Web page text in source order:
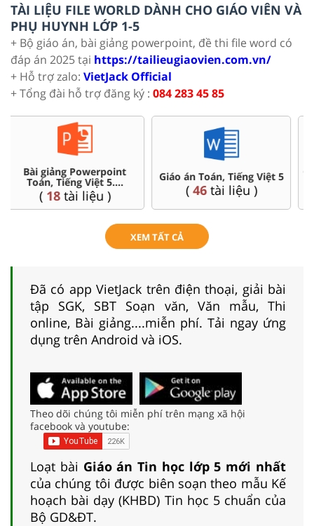
TÀI LIỆU FILE WORLD DÀNH CHO GIÁO VIÊN VÀ
PHỤ HUYNH LỚP 1-5
+ Bộ giáo án, bài giảng powerpoint, đề thi file word có
đáp án 2025 tại https://tailieugiaovien.com.vn/
+ Hỗ trợ zalo: VietJack Official
+ Tổng đài hỗ trợ đăng ký : 084 283 45 85
Chuyên đề dạy thêm Toán,
Tiếng Việt ...5
(36tài liệu )
Ôn thi vào 6 chuyên, CLC
(4 tài liệu )
XEM TẤT CẢ
Đã có app VietJack trên điện thoại, giải bài
tập SGK, SBT Soạn văn, Văn mẫu, Thi
online, Bài giảng....miễn phí. Tải ngay ứng
dụng trên Android và iOS.
Theo dõi chúng tôi miễn phí trên mạng xã hội
facebook và youtube:
Loạt bài Giáo án Tin học lớp 5 mới nhất
của chúng tôi được biên soạn theo mẫu Kế
hoạch bài dạy (KHBD) Tin học 5 chuẩn của
Bộ GD&ĐT.